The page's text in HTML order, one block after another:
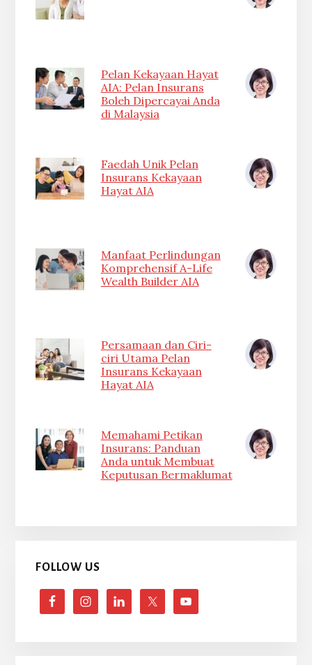
Pelan Kekayaan Hayat
AIA: Pelan Insurans
Boleh Dipercayai Anda
di Malaysia
Faedah Unik Pelan
Insurans Kekayaan
Hayat AIA
Manfaat Perlindungan
Komprehensif A-Life
Wealth Builder AIA
Persamaan dan Ciri-
ciri Utama Pelan
Insurans Kekayaan
Hayat AIA
Memahami Petikan
Insurans: Panduan
Anda untuk Membuat
Keputusan Bermaklumat
FOLLOW US